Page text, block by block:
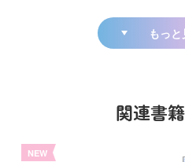
もっと
関連書
NEW